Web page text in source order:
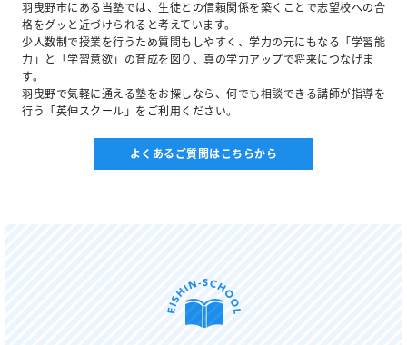
羽曳野市にある当塾では、生徒との信頼関係を築くことで志望校への合
格をグッと近づけられると考えています。
少人数制で授業を行うため質問もしやすく、学力の元にもなる「学習能
力」と「学習意欲」の育成を図り、真の学力アップで将来につなげま
す。
羽曳野で気軽に通える塾をお探しなら、何でも相談できる講師が指導を
行う「英伸スクール」をご利用ください。
よくあるご質問はこちらから